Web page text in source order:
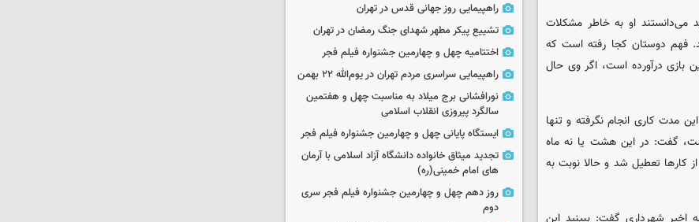
می‌دانستند او به خاطر مشکلات
فهم دوستان کجا رفته است که
بازی درآورده است، اگر وی حال
مدت کاری انجام نگرفته و تنها
گفت: در این هشت یا نه ماه
کارها تعطیل شد و حالا نوبت به
راهپیمایی روز جهانی قدس در تهران
تشییع پیکر مطهر شهدای جنگ رمضان در تهران
اختتامیه چهل و چهارمین جشنواره فیلم فجر
راهپیمایی سراسری مردم تهران در یوم‌الله ۲۲ بهمن
نورافشانی برج میلاد به مناسبت چهل‌ و هفتمین
سالگرد پیروزی انقلاب اسلامی
ایستگاه پایانی چهل و چهارمین جشنواره فیلم فجر
تجدید میثاق خانواده دانشگاه آزاد اسلامی با آرمان
های امام خمینی(ره)
روز دهم چهل و چهارمین جشنواره فیلم فجر سری
دوم